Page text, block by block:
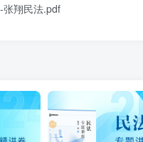
翔民法.pdf